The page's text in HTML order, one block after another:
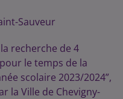
Sauveur
recherche de 4
le temps de la
scolaire 2023/2024”,
la Ville de Chevigny-